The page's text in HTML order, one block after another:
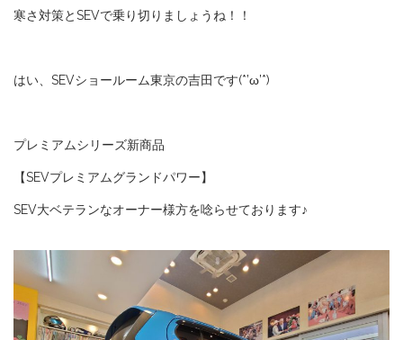
寒さ対策とSEVで乗り切りましょうね！！
はい、SEVショールーム東京の吉田です(*’ω’*)
プレミアムシリーズ新商品
【SEVプレミアムグランドパワー】
SEV大ベテランなオーナー様方を唸らせております♪